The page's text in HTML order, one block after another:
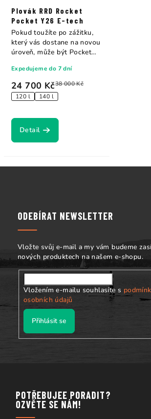
Plovák RRD Rocket
Pocket Y26 E-tech
24 700 Kč38 000 Kč
120 l 140 l
Expedujeme do 7 dní
Detail
Pokud toužíte po zážitku,
který vás dostane na novou
úroveň, může být Pocket
ODEBÍRAT NEWSLETTER
Vložte svůj e-mail a my vám budeme
nových produktech na našem e-shopu.
Vložením e-mailu souhlasíte s
osobních údajů
Přihlásit se
POTŘEBUJEE PORADIT?
OZVĚTE SE NÁM!